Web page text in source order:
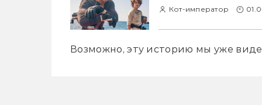
Кот-император
Возможно, эту историю мы уже